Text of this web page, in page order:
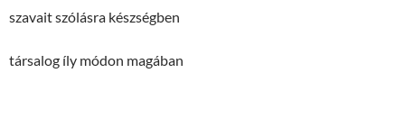
szavait szólásra készségben
társalog íly módon magában